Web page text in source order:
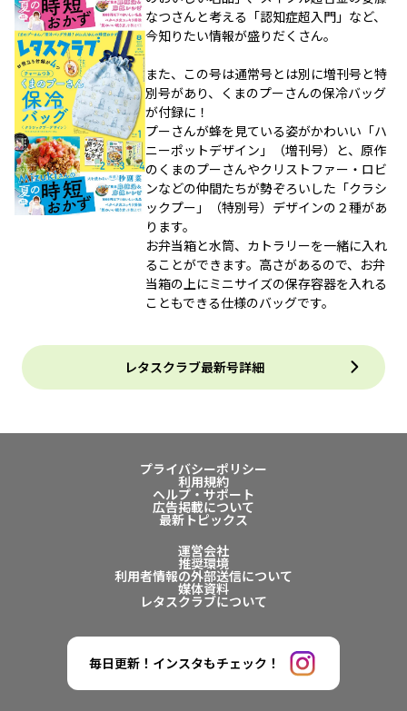
なつさんと考える「認知症超入門」など、
今知りたい情報が盛りだくさん。
また、この号は通常号とは別に増刊号と特
別号があり、くまのプーさんの保冷バッグ
が付録に！
プーさんが蜂を見ている姿がかわいい「ハ
ニーポットデザイン」（増刊号）と、原作
のくまのプーさんやクリストファー・ロビ
ンなどの仲間たちが勢ぞろいした「クラシ
ックプー」（特別号）デザインの２種があ
ります。
お弁当箱と水筒、カトラリーを一緒に入れ
ることができます。高さがあるので、お弁
当箱の上にミニサイズの保存容器を入れる
こともできる仕様のバッグです。
レタスクラブ最新号詳細
プライバシーポリシー
利用規約
ヘルプ・サポート
広告掲載について
最新トピックス
運営会社
推奨環境
利用者情報の外部送信について
媒体資料
レタスクラブについて
毎日更新！インスタもチェック！